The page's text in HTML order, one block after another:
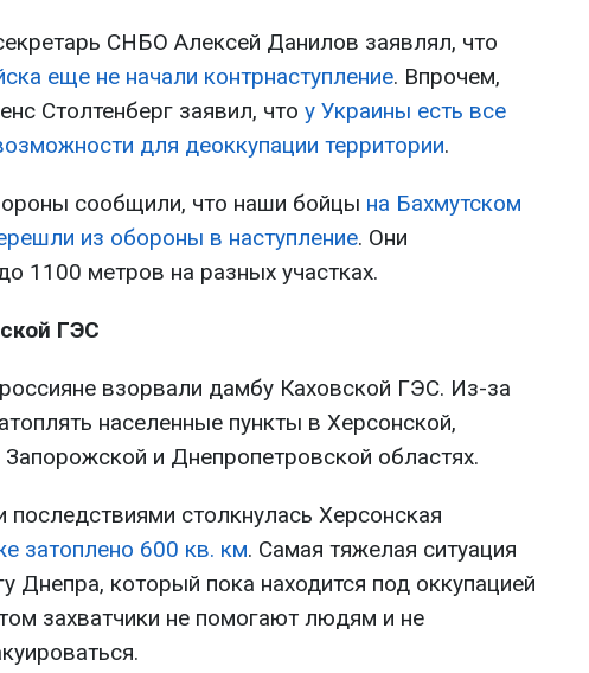
СНБО Алексей Данилов заявлял, что
еще не начали контрнаступление. Впрочем,
Столтенберг заявил, что у Украины есть все
для деоккупации территории.
сообщили, что наши бойцы на Бахмутском
из обороны в наступление. Они
1100 метров на разных участках.
ГЭС
взорвали дамбу Каховской ГЭС. Из-за
населенные пункты в Херсонской,
и Днепропетровской областях.
столкнулась Херсонская
затоплено 600 кв. км. Самая тяжелая ситуация
Днепра, который пока находится под оккупацией
захватчики не помогают людям и не